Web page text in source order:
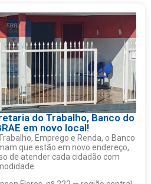
do Trabalho, Banco do
em novo local!
Emprego e Renda, o Banco
que estão em novo endereço,
de atender cada cidadão com